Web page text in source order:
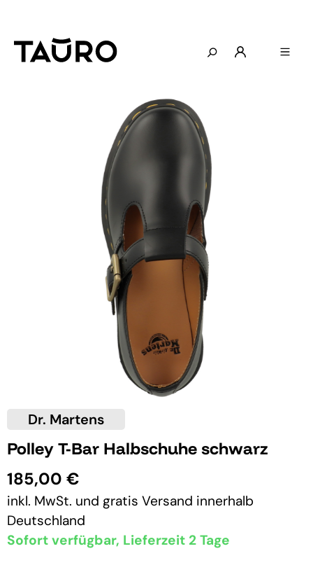
Dr. Martens
Polley T-Bar Halbschuhe schwarz
185,00 €
inkl. MwSt. und gratis Versand innerhalb
Deutschland
Sofort verfügbar, Lieferzeit 2 Tage